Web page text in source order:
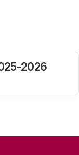
2026